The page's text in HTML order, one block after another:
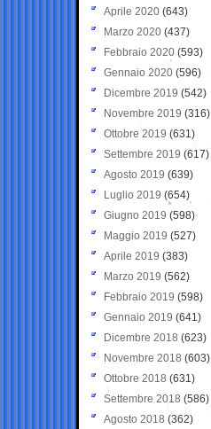
Aprile 2020 (643)
Marzo 2020 (437)
Febbraio 2020 (593)
Gennaio 2020 (596)
Dicembre 2019 (542)
Novembre 2019 (316)
Ottobre 2019 (631)
Settembre 2019 (617)
Agosto 2019 (639)
Luglio 2019 (654)
Giugno 2019 (598)
Maggio 2019 (527)
Aprile 2019 (383)
Marzo 2019 (562)
Febbraio 2019 (598)
Gennaio 2019 (641)
Dicembre 2018 (623)
Novembre 2018 (603)
Ottobre 2018 (631)
Settembre 2018 (586)
Agosto 2018 (362)